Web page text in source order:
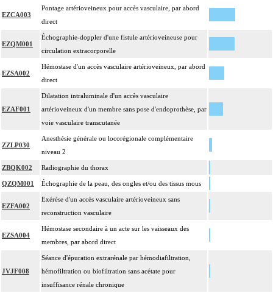
EZCA003
Pontage artérioveineux pour accès vasculaire, par abord
direct
EZQM001
Échographie-doppler d'une fistule artérioveineuse pour
circulation extracorporelle
EZSA002
Hémostase d'un accès vasculaire artérioveineux, par abord
direct
EZAF001
Dilatation intraluminale d'un accès vasculaire
artérioveineux d'un membre sans pose d'endoprothèse, par
voie vasculaire transcutanée
ZZLP030
Anesthésie générale ou locorégionale complémentaire
niveau 2
ZBQK002 Radiographie du thorax
QZQM001 Échographie de la peau, des ongles et/ou des tissus mous
EZFA002
Exérèse d'un accès vasculaire artérioveineux sans
reconstruction vasculaire
EZSA004
Hémostase secondaire à un acte sur les vaisseaux des
membres, par abord direct
JVJF008
Séance d'épuration extrarénale par hémodiafiltration,
hémofiltration ou biofiltration sans acétate pour
insuffisance rénale chronique